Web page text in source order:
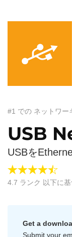
#1 での ネットワー
USB
USBを
4.7 ランク 以下に基
Get a
Submit your